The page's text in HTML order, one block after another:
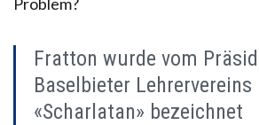
Fratton wurde vom
Baselbieter Lehrervereins
«Scharlatan» bezeichnet